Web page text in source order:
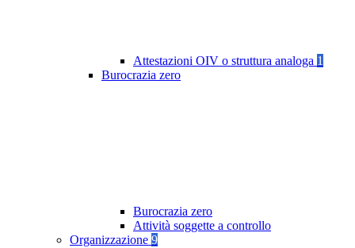
Attestazioni OIV o struttura analoga 1
Burocrazia zero
Burocrazia zero
Attività soggette a controllo
Organizzazione 9